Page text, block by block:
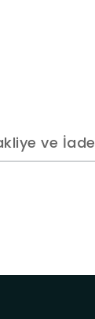
ve İade